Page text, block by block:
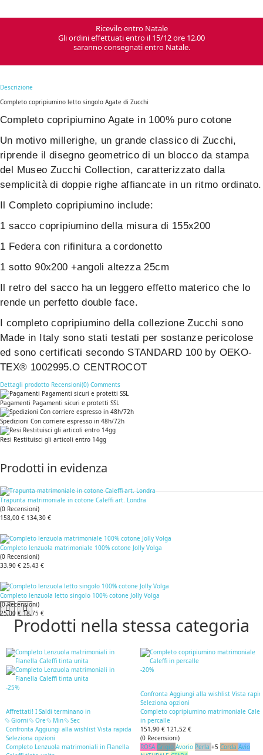
Ricevilo entro Natale
Gli ordini effettuati entro il 15/12 ore 12.00
saranno consegnati entro Natale.
Descrizione
Completo copripiumino letto singolo Agate di Zucchi
Completo copripiumino Agate in 100% puro cotone
Un motivo millerighe, un grande classico di Zucchi,
riprende il disegno geometrico di un blocco da stampa
del Museo Zucchi Collection, caratterizzato dalla
semplicità di doppie righe affiancate in un ritmo ordinato.
Il Completo copripiumino include:
1 sacco copripiumino della misura di 155x200
1 Federa con rifinitura a cordonetto
1 sotto 90x200 +angoli altezza 25cm
Il retro del sacco ha un leggero effetto materico che lo
rende un perfetto double face.
I completo copripiumino della collezione Zucchi sono
Made in Italy sono stati testati per sostanze pericolose
ed sono certificati secondo STANDARD 100 by OEKO-
TEX® 1002995.O CENTROCOT
Dettagli prodotto Recensioni(0) Comments
Pagamenti Pagamenti sicuri e protetti SSL
Spedizioni Con corriere espresso in 48h/72h
Resi Restituisci gli articoli entro 14gg
Prodotti in evidenza
Trapunta matrimoniale in cotone Caleffi art. Londra
(0 Recensioni)
158,00 € 134,30 €
Completo lenzuola matrimoniale 100% cotone Jolly Volga
(0 Recensioni)
33,90 € 25,43 €
Completo lenzuola letto singolo 100% cotone Jolly Volga
(0Recensioni)
25,00 € 18,75 €
Prodotti nella stessa categoria
-25%
Affrettati! I Saldi terminano in
Giorni
Ore Min
Sec
Confronta Aggiungi alla wishlist Vista rapida
Seleziona opzioni
Completo Lenzuola matrimoniali in Flanella
-20%
Confronta Aggiungi alla wishlist Vista
Seleziona opzioni
Completo copripiumino matrimoniale
in percalle
151,90 € 121,52 €
(0 Recensioni)
ROSA Grigio Avorio Perla +5 Corda Avio